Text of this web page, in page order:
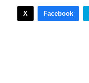
X Facebook